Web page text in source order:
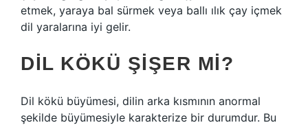
etmek, yaraya bal sürmek veya ballı ılık çay içmek
dil yaralarına iyi gelir.
DIL KÖKÜ ŞIŞER MI?
Dil kökü büyümesi, dilin arka kısmının anormal
şekilde büyümesiyle karakterize bir durumdur. Bu